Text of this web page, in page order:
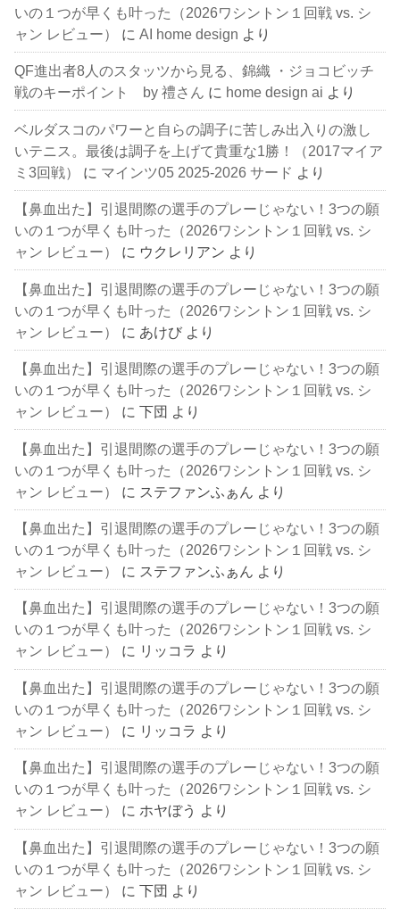
いの１つが早くも叶った（2026ワシントン１回戦 vs. シ
ャン レビュー）
にAI home design より
QF進出者8人のスタッツから見る、錦織 ・ジョコビッチ
戦のキーポイント by 禮さん に home design ai より
ベルダスコのパワーと自らの調子に苦しみ出入りの激し
いテニス。最後は調子を上げて貴重な1勝！（2017マイア
ミ3回戦）
に マインツ05 2025-2026 サード より
【鼻血出た】引退間際の選手のプレーじゃない！3つの願
いの１つが早くも叶った（2026ワシントン１回戦 vs. シ
ャン レビュー）
に ウクレリアン より
【鼻血出た】引退間際の選手のプレーじゃない！3つの願
いの１つが早くも叶った（2026ワシントン１回戦 vs. シ
ャン レビュー）
に あけび より
【鼻血出た】引退間際の選手のプレーじゃない！3つの願
いの１つが早くも叶った（2026ワシントン１回戦 vs. シ
ャン レビュー）
に下団 より
【鼻血出た】引退間際の選手のプレーじゃない！3つの願
いの１つが早くも叶った（2026ワシントン１回戦 vs. シ
ャン レビュー）
に ステファンふぁん より
【鼻血出た】引退間際の選手のプレーじゃない！3つの願
いの１つが早くも叶った（2026ワシントン１回戦 vs. シ
ャン レビュー）
に ステファンふぁん より
【鼻血出た】引退間際の選手のプレーじゃない！3つの願
いの１つが早くも叶った（2026ワシントン１回戦 vs. シ
ャン レビュー）
に リッコラ より
【鼻血出た】引退間際の選手のプレーじゃない！3つの願
いの１つが早くも叶った（2026ワシントン１回戦 vs. シ
ャン レビュー）
に リッコラ より
【鼻血出た】引退間際の選手のプレーじゃない！3つの願
いの１つが早くも叶った（2026ワシントン１回戦 vs. シ
ャン レビュー）
に ホヤぼう より
【鼻血出た】引退間際の選手のプレーじゃない！3つの願
いの１つが早くも叶った（2026ワシントン１回戦 vs. シ
ャン レビュー）
に下団 より